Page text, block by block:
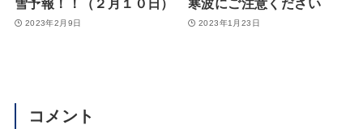
雪予報！！（２月１０日）
2023年2月9日
寒波にご注意ください
2023年1月23日
コメント